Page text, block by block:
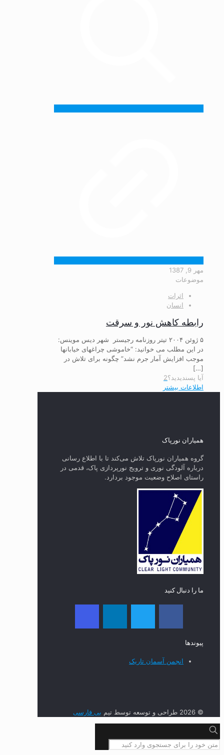
مهر 9, 1387
موضوعات
اثرات
انسان
رابطه کاهش نور و سرقت
۵ ژوئن ۲۰۰۴ تیتر روزنامه رجیستر شهر دیس موینس:
در این مطلب می خوانید: “خاموشی چراغهای خیابانها
موجب افزایش آمار جرم نشد” چگونه برای تلاش در
[…]
آیا پسندیدید؟2
اطلاعات بیشتر
همیاران نورپاک
گروه همیاران نورپاک تلاش می‌کند تا با اطلاع رسانی
درباره آلودگی نوری و ترویج نورپردازی پاک، قدمی در
راستای‌ اصلاح وضعیت موجود بردارد.
ما را دنبال کنید
پیوند‌ها
انجمن آسمان تاریک
© 2026 طراحی و توسعه توسط تیم بی فارسی